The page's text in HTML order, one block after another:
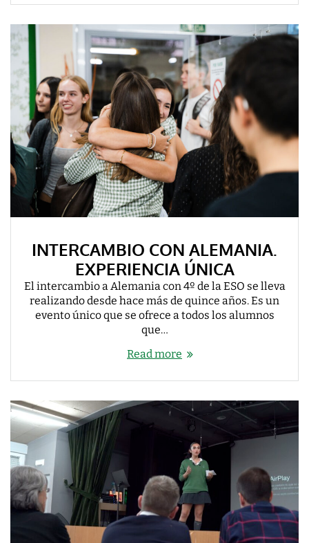
INTERCAMBIO CON ALEMANIA.
EXPERIENCIA ÚNICA
El intercambio a Alemania con 4º de la ESO se lleva
realizando desde hace más de quince años. Es un
evento único que se ofrece a todos los alumnos
que…
Read more